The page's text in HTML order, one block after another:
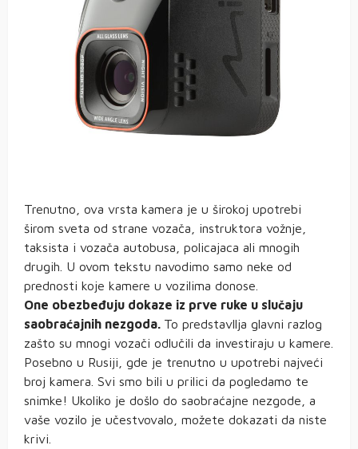
Trenutno, ova vrsta kamera je u širokoj upotrebi
širom sveta od strane vozača, instruktora vožnje,
taksista i vozača autobusa, policajaca ali mnogih
drugih. U ovom tekstu navodimo samo neke od
prednosti koje kamere u vozilima donose.
One obezbeđuju dokaze iz prve ruke u slučaju
saobraćajnih nezgoda. To predstavllja glavni razlog
zašto su mnogi vozači odlučili da investiraju u kamere.
Posebno u Rusiji, gde je trenutno u upotrebi najveći
broj kamera. Svi smo bili u prilici da pogledamo te
snimke! Ukoliko je došlo do saobraćajne nezgode, a
vaše vozilo je učestvovalo, možete dokazati da niste
krivi.